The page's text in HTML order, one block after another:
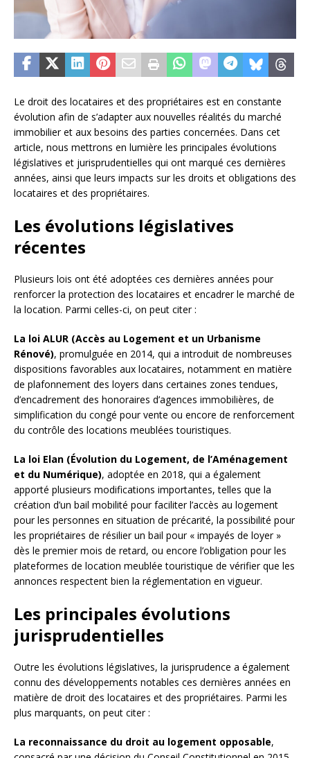
Le droit des locataires et des propriétaires est en constante
évolution afin de s’adapter aux nouvelles réalités du marché
immobilier et aux besoins des parties concernées. Dans cet
article, nous mettrons en lumière les principales évolutions
législatives et jurisprudentielles qui ont marqué ces dernières
années, ainsi que leurs impacts sur les droits et obligations des
locataires et des propriétaires.
Les évolutions législatives
récentes
Plusieurs lois ont été adoptées ces dernières années pour
renforcer la protection des locataires et encadrer le marché de
la location. Parmi celles-ci, on peut citer :
La loi ALUR (Accès au Logement et un Urbanisme
Rénové), promulguée en 2014, qui a introduit de nombreuses
dispositions favorables aux locataires, notamment en matière
de plafonnement des loyers dans certaines zones tendues,
d’encadrement des honoraires d’agences immobilières, de
simplification du congé pour vente ou encore de renforcement
du contrôle des locations meublées touristiques.
La loi Elan (Évolution du Logement, de l’Aménagement
et du Numérique), adoptée en 2018, qui a également
apporté plusieurs modifications importantes, telles que la
création d’un bail mobilité pour faciliter l’accès au logement
pour les personnes en situation de précarité, la possibilité pour
les propriétaires de résilier un bail pour « impayés de loyer »
dès le premier mois de retard, ou encore l’obligation pour les
plateformes de location meublée touristique de vérifier que les
annonces respectent bien la réglementation en vigueur.
Les principales évolutions
jurisprudentielles
Outre les évolutions législatives, la jurisprudence a également
connu des développements notables ces dernières années en
matière de droit des locataires et des propriétaires. Parmi les
plus marquants, on peut citer :
La reconnaissance du droit au logement opposable,